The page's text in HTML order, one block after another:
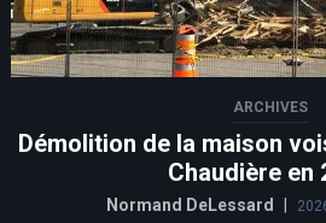
ARCHIVES
Démolition de la maison
Chaudière en
Normand DeLessard